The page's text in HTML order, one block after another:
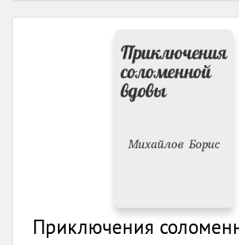
Приключения